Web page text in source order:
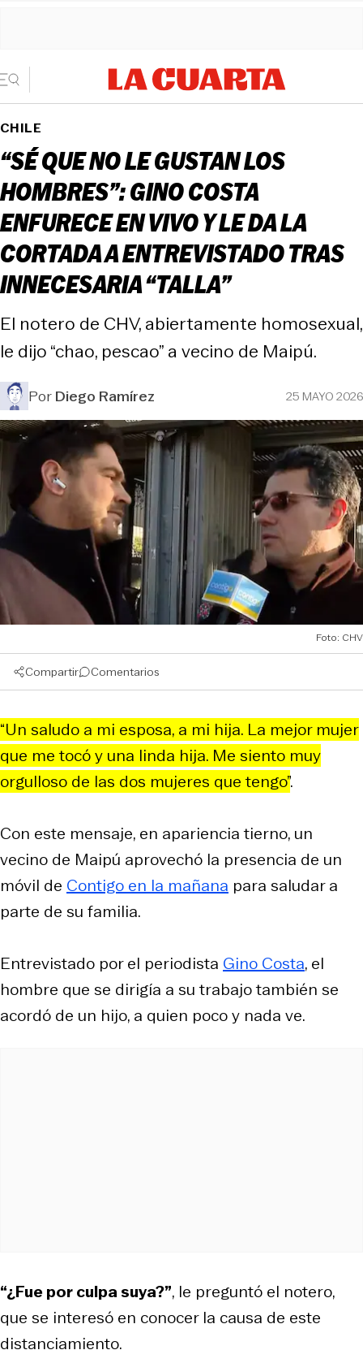
CHILE
“SÉ QUE NO LE GUSTAN LOS
HOMBRES”: GINO COSTA
ENFURECE EN VIVO Y LE DA LA
CORTADA A ENTREVISTADO TRAS
INNECESARIA “TALLA”
El notero de CHV, abiertamente homosexual,
le dijo “chao, pescao” a vecino de Maipú.
PorDiego Ramírez 25 MAYO 2026
Foto: CHV
Compartir Comentarios
“Un saludo a mi esposa, a mi hija. La mejor mujer
que me tocó y una linda hija. Me siento muy
orgulloso de las dos mujeres que tengo”.
Con este mensaje, en apariencia tierno, un
vecino de Maipú aprovechó la presencia de un
móvil de Contigo en la mañana para saludar a
parte de su familia.
Entrevistado por el periodista Gino Costa, el
hombre que se dirigía a su trabajo también se
acordó de un hijo, a quien poco y nada ve.
“¿Fue por culpa suya?”, le preguntó el notero,
que se interesó en conocer la causa de este
distanciamiento.